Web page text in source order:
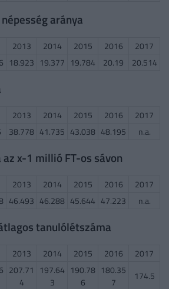
aránya
2013 2014 2015 2016
2017
18.923 19.377 19.784 20.19 20.514
2013 2014 2015 2016
2017
38.778 41.735 43.038 48.195 n.a.
x-1 millió FT-os sávon
2013 2014 2015 2016
2017
46.493 46.288 45.644 47.223 n.a.
tanulólétszáma
2013 2014 2015 2016
2017
207.71
4
197.64
3
190.78
6
180.35
7
174.5